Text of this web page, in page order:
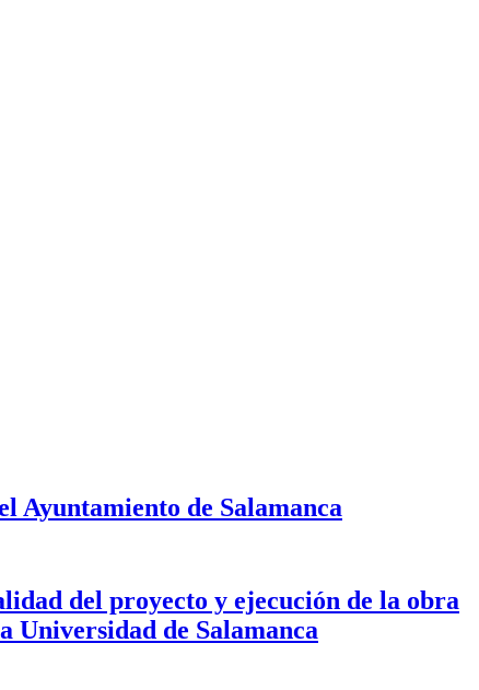
Ayuntamiento de Salamanca
del proyecto y ejecución de la obra
Universidad de Salamanca